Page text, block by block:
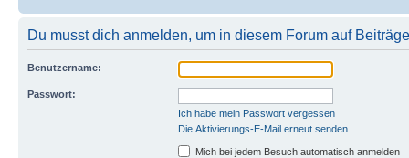
Du musst dich anmelden, um in diesem Forum auf
Benutzername:
Passwort:
Ich habe mein Passwort vergessen
Die Aktivierungs-E-Mail erneut senden
Mich bei jedem Besuch automatisch anmelden